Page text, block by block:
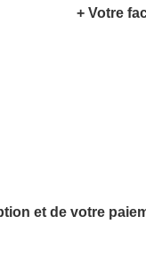
+ Votre
et de votre